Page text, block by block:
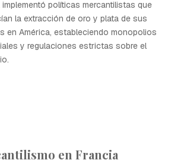
implementó políticas mercantilistas que
la extracción de oro y plata de sus
en América, estableciendo monopolios
y regulaciones estrictas sobre el
en Francia